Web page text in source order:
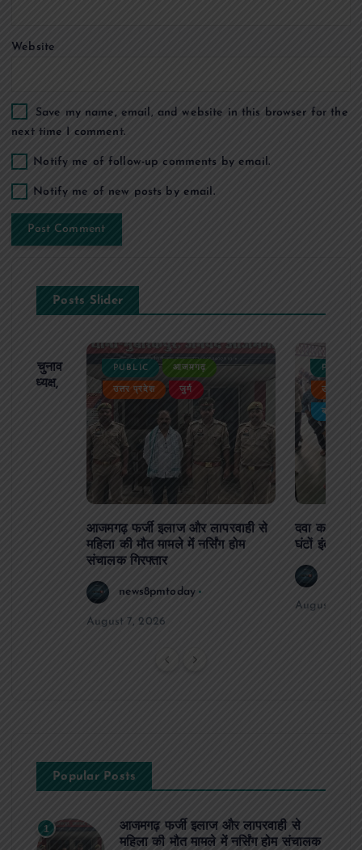
Website
Save my name, email, and website in this browser for the
next time I comment.
Notify me of follow-up comments by email.
Notify me of new posts by email.
Posts Slider
का चुनाव
बने अध्यक्ष,
PUBLIC आजमगढ़
उत्तर प्रदेश जुर्म
आजमगढ़ फर्जी इलाज और लापरवाही से
महिला की मौत मामले में नर्सिंग होम
संचालक गिरफ्तार
news8pmtoday
August 7, 2026
PUBLIC
उत्तर
बड़ी खबर
दवा कक्ष में
घंटों इंतजार
August 6,
Popular Posts
1
आजमगढ़ फर्जी इलाज और लापरवाही से
महिला की मौत मामले में नर्सिंग होम संचालक